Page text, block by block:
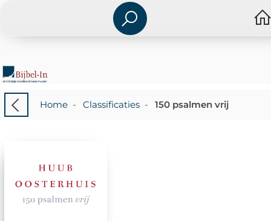
Home- Classificaties- 150 psalmen vrij